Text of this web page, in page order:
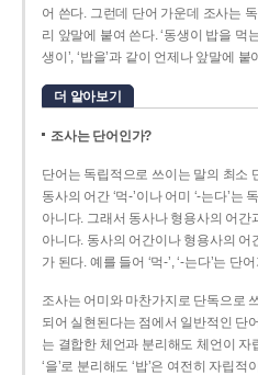
어 쓴다. 그런데 단어 가운데 조사는
리 앞말에 붙여 쓴다. ‘동생이 밥을 먹는
생이’, ‘밥을’과 같이 언제나 앞말에 붙
더 알아보기
조사는 단어인가?
단어는 독립적으로 쓰이는 말의 최소
동사의 어간 ‘먹-­’이나 어미 ‘­-는다’
아니다. 그래서 동사나 형용사의 어
아니다. 동사의 어간이나 형용사의
가 된다. 예를 들어 ‘먹-’, ‘-는다’는 단
조사는 어미와 마찬가지로 단독으로
되어 실현된다는 점에서 일반적인 단
는 결합한 체언과 분리해도 체언이 자
‘을’로 분리해도 ‘밥’은 여전히 자립